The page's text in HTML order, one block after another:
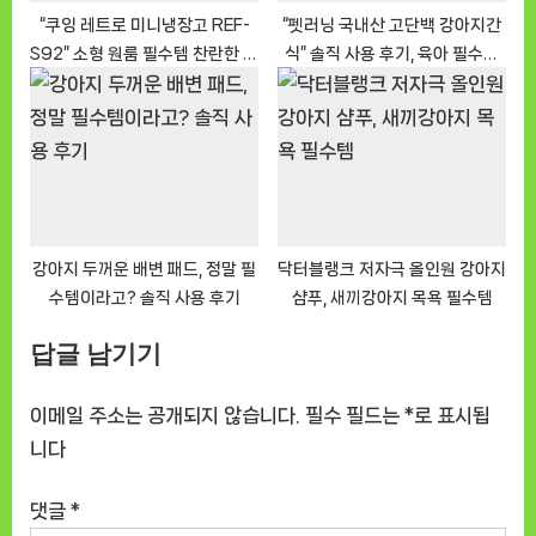
“쿠잉 레트로 미니냉장고 REF-
S92” 소형 원룸 필수템 찬란한 후
기
“펫러닝 국내산 고단백 강아지간
식” 솔직 사용 후기, 육아 필수템
인정
강아지 두꺼운 배변 패드, 정말 필
수템이라고? 솔직 사용 후기
닥터블랭크 저자극 올인원 강아지
샴푸, 새끼강아지 목욕 필수템
답글 남기기
이메일 주소는 공개되지 않습니다. 필수 필드는 *로 표시됩
니다
댓글 *